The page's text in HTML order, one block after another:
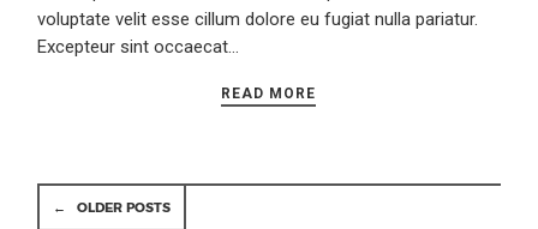
voluptate velit esse cillum dolore eu fugiat nulla pariatur.
Excepteur sint occaecat…
READ MORE
← OLDER POSTS